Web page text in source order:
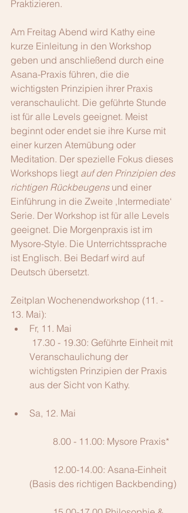
Praktizieren.
Am Freitag Abend wird Kathy eine
kurze Einleitung in den Workshop
geben und anschließend durch eine
Asana-Praxis führen, die die
wichtigsten Prinzipien ihrer Praxis
veranschaulicht. Die geführte Stunde
ist für alle Levels geeignet. Meist
beginnt oder endet sie ihre Kurse mit
einer kurzen Atemübung oder
Meditation. Der spezielle Fokus dieses
Workshops liegt auf den Prinzipien des
richtigen Rückbeugens und einer
Einführung in die Zweite ‚Intermediate‘
Serie. Der Workshop ist für alle Levels
geeignet. Die Morgenpraxis ist im
Mysore-Style. Die Unterrichtssprache
ist Englisch. Bei Bedarf wird auf
Deutsch übersetzt.
Zeitplan Wochenendworkshop (11. -
13. Mai):
Fr, 11. Mai
Veranschaulichung der
wichtigsten Prinzipien der Praxis
aus der Sicht von Kathy.
Sa, 12. Mai
	8.00 - 11.00: Mysore Praxis*
(Basis des richtigen Backbending)